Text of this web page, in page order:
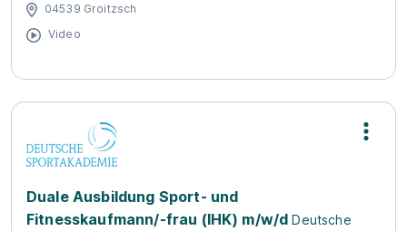
04539 Groitzsch
Video
Duale Ausbildung Sport- und
Fitnesskaufmann/-frau (IHK) m/w/d Deutsche